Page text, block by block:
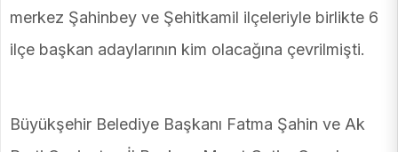
merkez Şahinbey ve Şehitkamil ilçeleriyle birlikte 6
ilçe başkan adaylarının kim olacağına çevrilmişti.
Büyükşehir Belediye Başkanı Fatma Şahin ve Ak